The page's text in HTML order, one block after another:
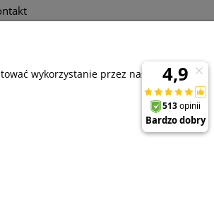
wykorzystanie przez nas